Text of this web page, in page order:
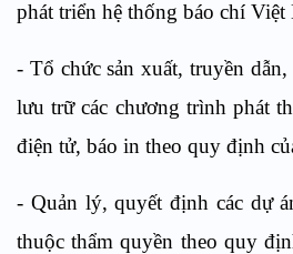
phát triển hệ thống báo chí Việt
- Tổ chức sản xuất, truyền
lưu trữ các chương trình phát
điện tử, báo in theo quy định
- Quản lý, quyết định các dự
thuộc thẩm quyền theo quy